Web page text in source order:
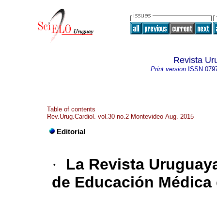
Revista
Print version ISSN
Table of contents
Rev.Urug.Cardiol. vol.30 no.2 Montevideo Aug. 2015
Editorial
·
La Revista
de Educación